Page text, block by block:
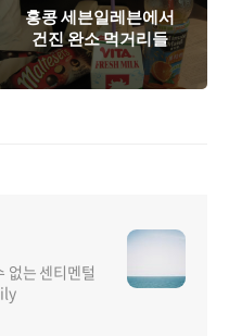
홍콩 세븐일레븐에서
건진 완소 먹거리들
없는 센티멘털